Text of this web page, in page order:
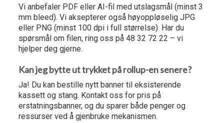
Vi anbefaler PDF eller AI-fil med utslagsmål (minst 3
mm bleed). Vi aksepterer også høyoppløselig JPG
eller PNG (minst 100 dpi i full størrelse). Har du
spørsmål om filen, ring oss på 48 32 72 22 – vi
hjelper deg gjerne.
Kan jeg bytte ut trykket på rollup-en senere?
Ja! Du kan bestille nytt banner til eksisterende
kassett og stang. Kontakt oss for pris på
erstatningsbanner, og du sparer både penger og
ressurser ved å gjenbruke mekanismen.